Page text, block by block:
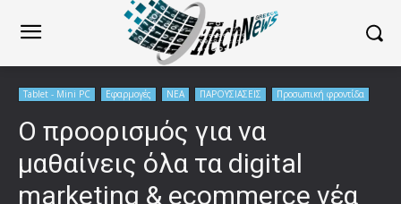
Tablet - Mini PC Εφαρμογές ΝΕΑ ΠΑΡΟΥΣΙΑΣΕΙΣ Προσωπική φροντίδα
Ο προορισμός για να
μαθαίνεις όλα τα digital
marketing & ecommerce νέα